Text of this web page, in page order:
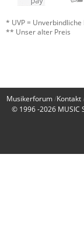
* UVP =
** Unser alter Preis
Musikerforum Kontakt
© 1996 -2026 MUSIC